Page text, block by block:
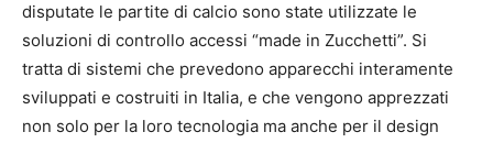
disputate le partite di calcio sono state utilizzate le
soluzioni di controllo accessi “made in Zucchetti”. Si
tratta di sistemi che prevedono apparecchi interamente
sviluppati e costruiti in Italia, e che vengono apprezzati
non solo per la loro tecnologia ma anche per il design